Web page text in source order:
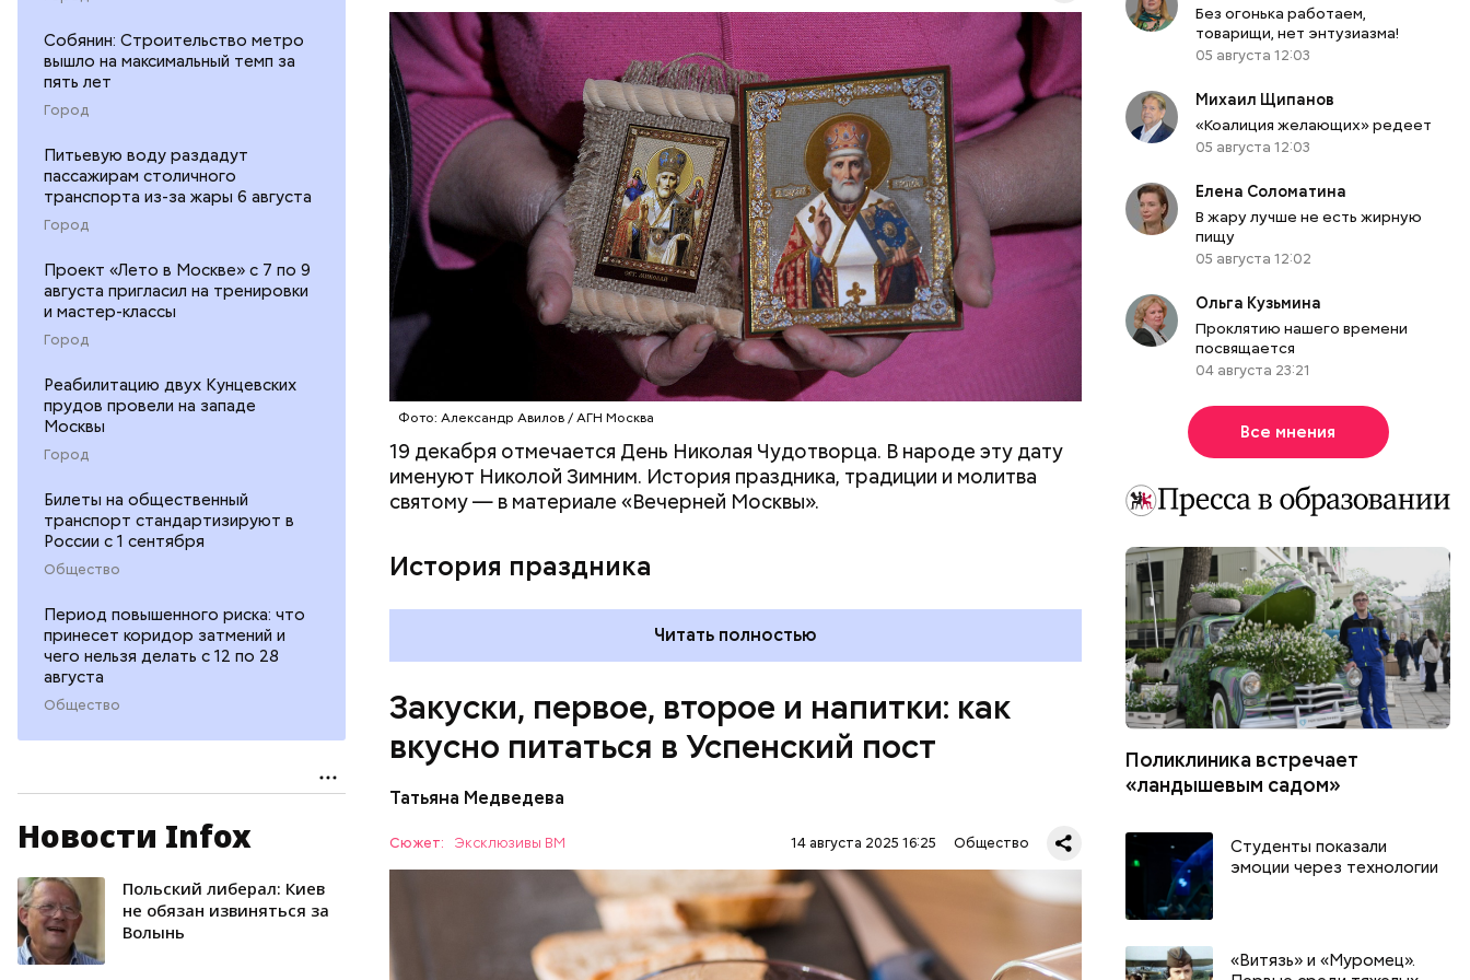
Собянин: Строительство метро
вышло на максимальный темп за
пять лет
Город
Питьевую воду раздадут
пассажирам столичного
транспорта из-за жары 6 августа
Город
Проект «Лето в Москве» с 7 по 9
августа пригласил на тренировки
и мастер-классы
Город
Реабилитацию двух Кунцевских
прудов провели на западе
Москвы
Город
Билеты на общественный
транспорт стандартизируют в
России с 1 сентября
Общество
Период повышенного риска: что
принесет коридор затмений и
чего нельзя делать с 12 по 28
августа
Общество
Новости Infox
Польский либерал: Киев
не обязан извиняться за
Волынь
Фото: Александр Авилов / АГН Москва
19 декабря отмечается День Николая Чудотворца. В народе эту дату
именуют Николой Зимним. История праздника, традиции и молитва
святому — в материале «Вечерней Москвы».
История праздника
Читать полностью
ЦЕРКОВЬ
Закуски, первое, второе и напитки: как
вкусно питаться в Успенский пост
Татьяна Медведева
Сюжет: Эксклюзивы ВМ 14 августа 2025 16:25 Общество
Баклажаны с овощами
1 кг баклажанов;
600 г помидоров;
300 г моркови;
200 г шпината;
100 г салата лиственного;
200 г репчатого лука;
100 г муки;
100 г растительного масла;
зелень петрушки и укропа.
ЕДА РЕЦЕПТЫ
Без огонька работаем,
товарищи, нет энтузиазма!
05 августа 12:03
Михаил Щипанов
«Коалиция желающих» редеет
05 августа 12:03
Елена Соломатина
В жару лучше не есть жирную
пищу
05 августа 12:02
Ольга Кузьмина
Проклятию нашего времени
посвящается
04 августа 23:21
Все мнения
Поликлиника встречает
«ландышевым садом»
Студенты показали
эмоции через технологии
«Витязь» и «Муромец».